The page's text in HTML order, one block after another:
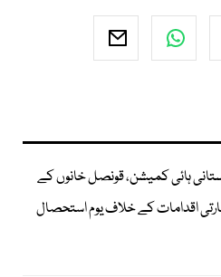
ہائی کمیشن، قونصل خانوں کے
اقدامات کے خلاف یوم استحصال